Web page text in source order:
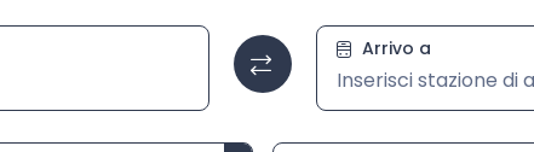
la stazione poi selezionala dall’elenco con i tasti frecce e
Arrivo a